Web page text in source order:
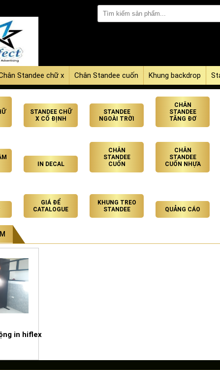
Standee chữ x Chân Standee cuốn Khung backdrop
STANDEE CHỮ
X CỐ ĐỊNH
STANDEE
NGOÀI TRỜI
CHÂN
STANDEE
TĂNG ĐƠ
IN DECAL
CHÂN
STANDEE
CUỐN
CHÂN
STANDEE
CUỐN NHỰA
GIÁ ĐỂ
CATALOGUE
KHUNG TREO
STANDEE
QUẢNG CÁO
in hiflex